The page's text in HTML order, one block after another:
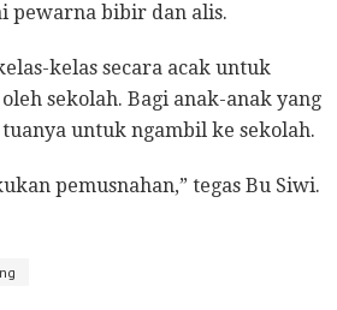
pewarna bibir dan alis.
kelas secara acak untuk
sekolah. Bagi anak-anak yang
untuk ngambil ke sekolah.
pemusnahan,” tegas Bu Siwi.